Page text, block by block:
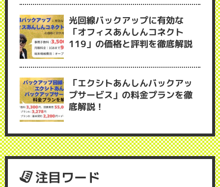
光回線バックアップに有効な
「オフィスあんしんコネクト
119」の価格と評判を徹底解説
「エクシトあんしんバックアッ
プサービス」の料金プランを徹
底解説！
注目ワード